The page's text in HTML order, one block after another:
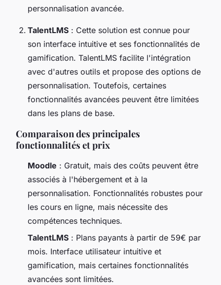
personnalisation avancée.
TalentLMS : Cette solution est connue pour
son interface intuitive et ses fonctionnalités de
gamification. TalentLMS facilite l'intégration
avec d'autres outils et propose des options de
personnalisation. Toutefois, certaines
fonctionnalités avancées peuvent être limitées
dans les plans de base.
Comparaison des principales
fonctionnalités et prix
Moodle : Gratuit, mais des coûts peuvent être
associés à l'hébergement et à la
personnalisation. Fonctionnalités robustes pour
les cours en ligne, mais nécessite des
compétences techniques.
TalentLMS : Plans payants à partir de 59€ par
mois. Interface utilisateur intuitive et
gamification, mais certaines fonctionnalités
avancées sont limitées.